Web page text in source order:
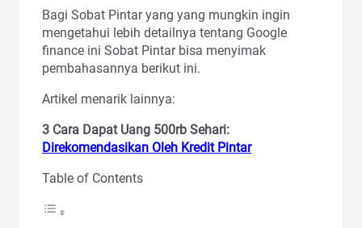
Bagi Sobat Pintar yang yang mungkin ingin
mengetahui lebih detailnya tentang Google
finance ini Sobat Pintar bisa menyimak
pembahasannya berikut ini.
Artikel menarik lainnya:
3 Cara Dapat Uang 500rb Sehari:
Direkomendasikan Oleh Kredit Pintar
Table of Contents